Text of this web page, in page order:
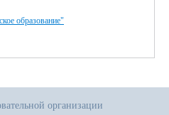
образование"
организации